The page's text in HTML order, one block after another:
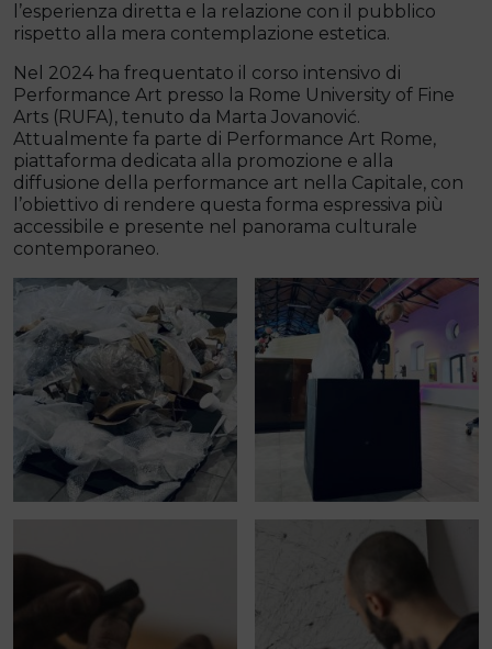
l’esperienza diretta e la relazione con il pubblico
rispetto alla mera contemplazione estetica.
Nel 2024 ha frequentato il corso intensivo di
Performance Art presso la Rome University of Fine
Arts (RUFA), tenuto da Marta Jovanović.
Attualmente fa parte di Performance Art Rome,
piattaforma dedicata alla promozione e alla
diffusione della performance art nella Capitale, con
l’obiettivo di rendere questa forma espressiva più
accessibile e presente nel panorama culturale
contemporaneo.